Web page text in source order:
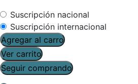
Suscripción nacional
Suscripción internacional
Agregar al carro
Ver carrito
Seguir comprando